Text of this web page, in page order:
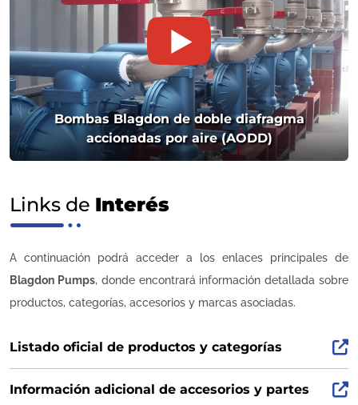
Links de Interés
A continuación podrá acceder a los enlaces principales de
Blagdon Pumps, donde encontrará información detallada sobre
productos, categorías, accesorios y marcas asociadas.
Listado oficial de productos y categorías
Información adicional de accesorios y partes
Bombas Blagdon de doble diafragma
accionadas por aire (AODD)